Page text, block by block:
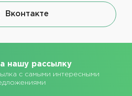
Вконтакте
нашу рассылку
с самыми интересными